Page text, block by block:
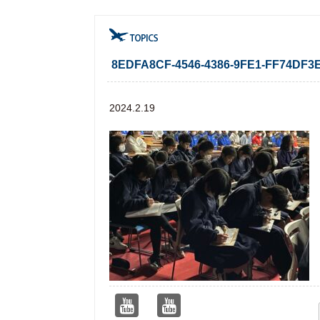
8EDFA8CF-4546-4386-9FE1-
2024.2.19